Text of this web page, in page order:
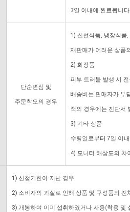
3일 이내에 완료됩니
단순변심 및
주문착오의 경우
1) 신선식품, 냉장식품
재판매가 어려운 상품
2) 화장품
피부 트러블 발생 시
배송비는 판매자가 부
적의 경우에는 진단서
3) 기타 상품
수령일로부터 7일 이
4) 모니터 해상도의 차
1) 신청기한이 지난 경우
2) 소비자의 과실로 인해 상품 및 구성품의
3) 개봉하여 이미 섭취하였거나 사용(착용 및